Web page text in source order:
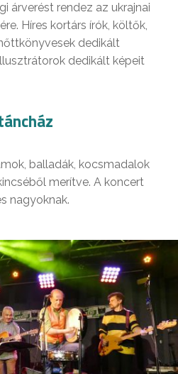
árverést rendez az ukrajnai
Híres kortárs írók, költők,
dedikált
dedikált képeit
balladák, kocsmadalok
merítve. A koncert
nagyoknak.